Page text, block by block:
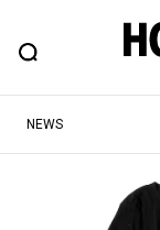
ヒップなファ
#注目のタグ
NEWS